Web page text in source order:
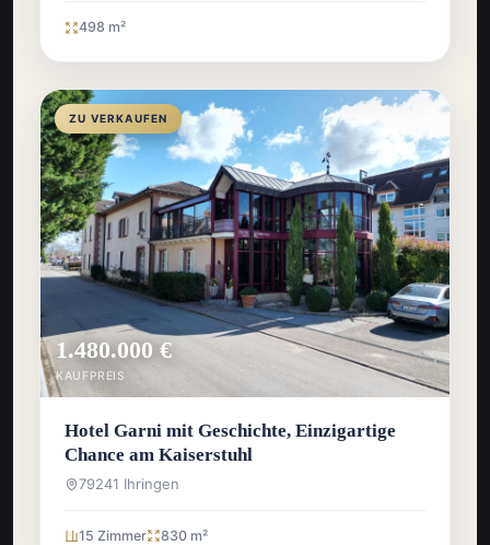
498 m²
ZU VERKAUFEN
1.480.000 €
KAUFPREIS
Hotel Garni mit Geschichte, Einzigartige
Chance am Kaiserstuhl
79241 Ihringen
15 Zimmer 830 m²